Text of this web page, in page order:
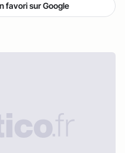
favori sur Google